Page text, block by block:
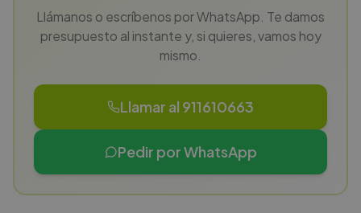
Llámanos o escríbenos por WhatsApp. Te damos
presupuesto al instante y, si quieres, vamos hoy
mismo.
Llamar al 911610663
Pedir por WhatsApp